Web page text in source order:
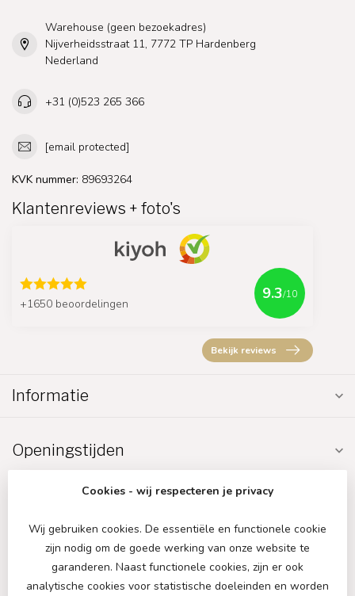
Warehouse (geen bezoekadres)
Nijverheidsstraat 11, 7772 TP Hardenberg
Nederland
+31 (0)523 265 366
[email protected]
KVK nummer: 89693264
Klantenreviews + foto's
+1650 beoordelingen
9.3/10
Bekijk reviews
Informatie
Openingstijden
Cookies - wij respecteren je privacy
Wij gebruiken cookies. De essentiële en functionele cookie
zijn nodig om de goede werking van onze website te
garanderen. Naast functionele cookies, zijn er ook
analytische cookies voor statistische doeleinden en worden